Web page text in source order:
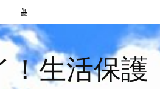
生活保護